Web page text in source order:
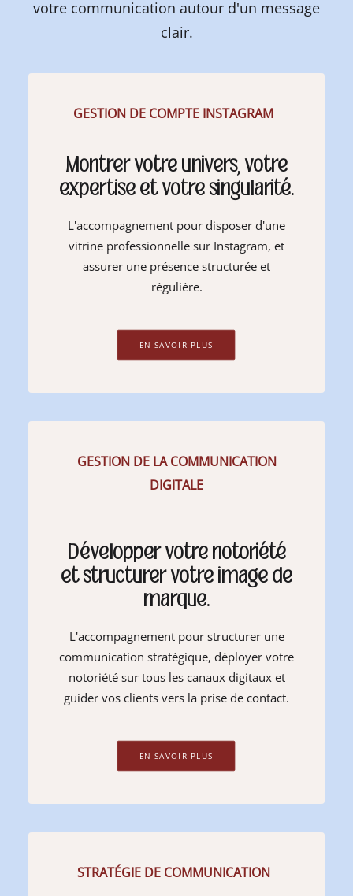
votre communication autour d'un message
clair.
GESTION DE COMPTE INSTAGRAM
Montrer votre univers, votre
expertise et votre singularité.
L'accompagnement pour disposer d'une
vitrine professionnelle sur Instagram, et
assurer une présence structurée et
régulière.
EN SAVOIR PLUS
GESTION DE LA COMMUNICATION
DIGITALE
Développer votre notoriété
et structurer votre image de
marque.
L'accompagnement pour structurer une
communication stratégique, déployer votre
notoriété sur tous les canaux digitaux et
guider vos clients vers la prise de contact.
EN SAVOIR PLUS
STRATÉGIE DE COMMUNICATION